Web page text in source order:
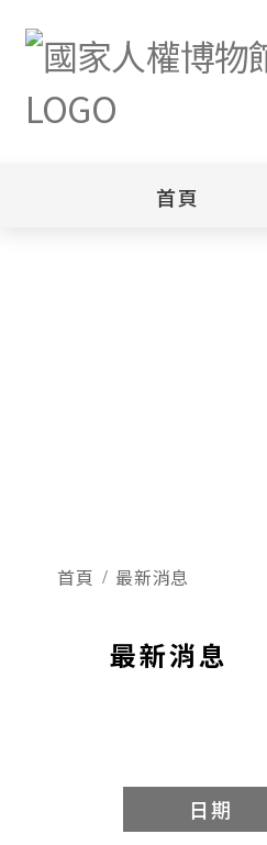
首頁
首頁 最新消息
最新消息
日期